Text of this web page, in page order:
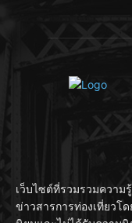
เว็บไซต์ที่รวมรวมความ
ข่าวสารการท่องเที่ยวโ